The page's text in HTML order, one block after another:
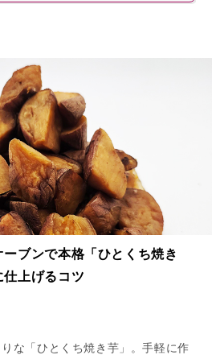
ーブンで本格「ひとくち焼き
上げるコツ
な「ひとくち焼き芋」。手軽に作